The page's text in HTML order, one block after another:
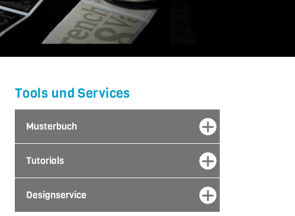
Tools und Services
Musterbuch
Tutorials
Designservice